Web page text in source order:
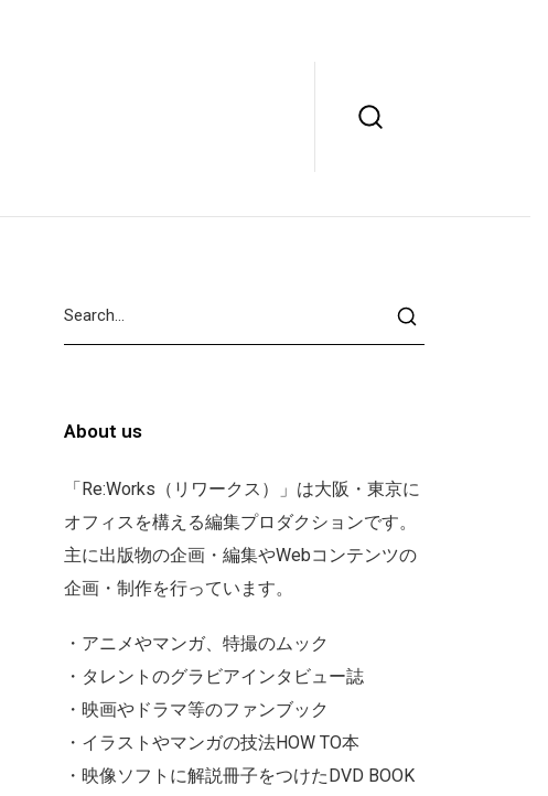
About us
「Re:Works（リワークス）」は大阪・東京に
オフィスを構える編集プロダクションです。
主に出版物の企画・編集やWebコンテンツの
企画・制作を行っています。
・アニメやマンガ、特撮のムック
・タレントのグラビアインタビュー誌
・映画やドラマ等のファンブック
・イラストやマンガの技法HOW TO本
・映像ソフトに解説冊子をつけたDVD BOOK